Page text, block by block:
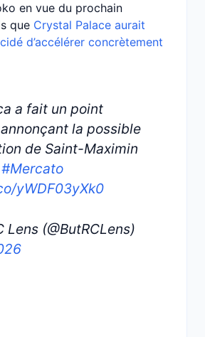
en vue du prochain
que Crystal Palace aurait
d’accélérer concrètement
a fait un point
la possible
de Saint-Maximin
#Mercato
yWDF03yXk0
Lens (@ButRCLens)